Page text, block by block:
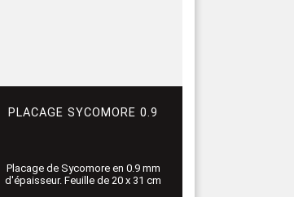
PLACAGE SYCOMORE 0.9
Placage de Sycomore en 0.9 mm
d'épaisseur. Feuille de 20 x 31 cm